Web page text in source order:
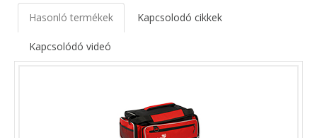
Hasonló termékek Kapcsolodó cikkek
Kapcsolódó videó